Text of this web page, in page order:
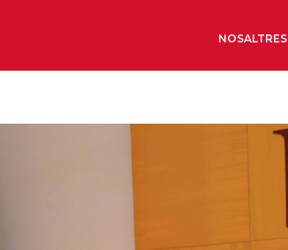
NOSALTRES